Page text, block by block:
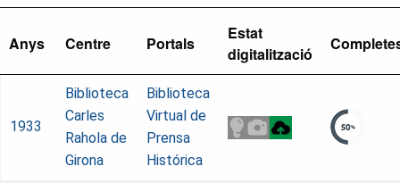
Anys Centre Portals
Estat
digitalització
1933
Biblioteca
Carles
Rahola de
Girona
Biblioteca
Virtual de
Prensa
Histórica